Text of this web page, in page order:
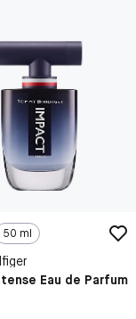
50 ml
Eau de Parfum